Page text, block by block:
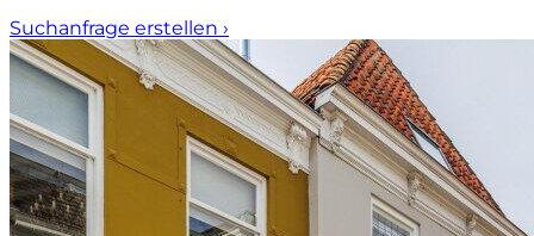
Suchanfrage erstellen ›